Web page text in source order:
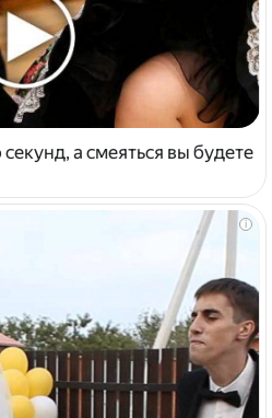
а смеяться вы будете
i